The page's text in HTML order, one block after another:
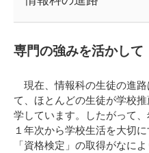
専門の強みを活かして
現在、情報科の生徒の進路
て、ほとんどの生徒が学校
学しています。したがって
１年次から学校生活を大切
「資格検定」の取得がなに